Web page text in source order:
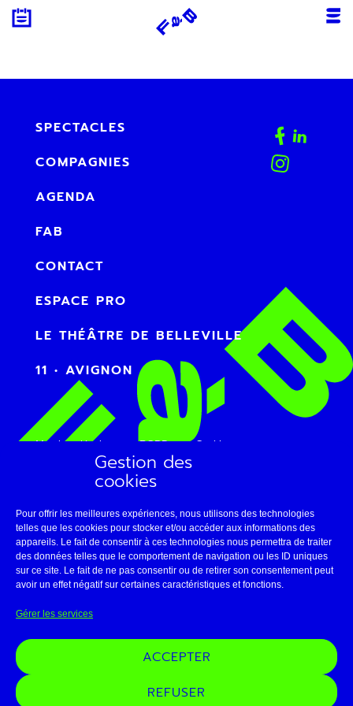
Gestion des
cookies
Pour offrir les meilleures expériences, nous utilisons des technologies
telles que les cookies pour stocker et/ou accéder aux informations des
appareils. Le fait de consentir à ces technologies nous permettra de traiter
des données telles que le comportement de navigation ou les ID uniques
sur ce site. Le fait de ne pas consentir ou de retirer son consentement peut
avoir un effet négatif sur certaines caractéristiques et fonctions.
Gérer les services
ACCEPTER
REFUSER
SPECTACLES
COMPAGNIES
AGENDA
FAB
CONTACT
ESPACE PRO
LE THÉÂTRE DE BELLEVILLE
11 • AVIGNON
Mentions légales RGPD
Cookies